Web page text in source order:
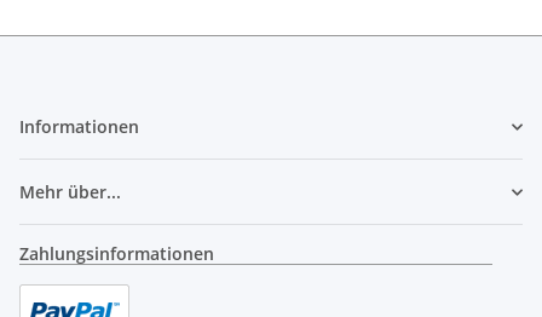
Informationen
Mehr über...
Zahlungsinformationen